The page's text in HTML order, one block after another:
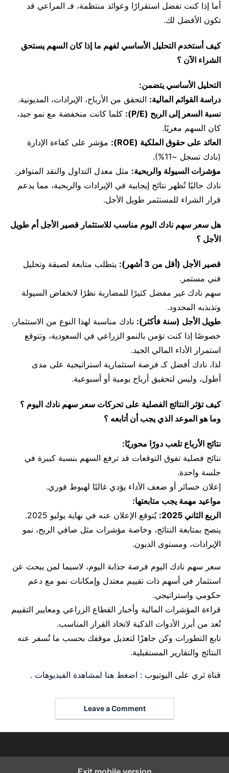
أما إذا كنت تفضل استقرارًا وعوائد منتظمة، فـ المراعي قد
تكون الأفضل لك.
كيف أستخدم التحليل الأساسي لفهم ما إذا كان السهم يستحق
الشراء الآن ؟
التحليل الأساسي يتضمن:
دراسة القوائم المالية: التحقق من الأرباح، الإيرادات، المديونية.
نسبة السعر إلى الربح (P/E):
كلما كانت منخفضة مع نمو جيد،
كان السهم مغريًا.
العائد على حقوق الملكية (ROE):
مؤشر على كفاءة الإدارة
(نادك تسجل ~11%).
مؤشرات السيولة والربحية: مثل معدل التداول والنقد المتوافر.
نادك حاليًا تُظهر نتائج إيجابية في الإيرادات والربحية، مما يدعم
قرار الشراء للمستثمر طويل الأجل.
هل سعر سهم نادك اليوم مناسب للاستثمار قصير الأجل أم طويل
الأجل ؟
قصير الأجل (أقل من 3 أشهر):
يتطلب متابعة لصيقة وتحليل
فني مستمر.
سهم نادك غير مفضل كثيرًا للمضاربة نظرًا لانخفاض السيولة
وتذبذبه المحدود.
طويل الأجل (سنة فأكثر): نادك مناسبة لهذا النوع من الاستثمار،
خصوصًا إذا كنت تؤمن بالنمو الزراعي في السعودية، وتتوقع
استمرار الأداء المالي الجيد.
لذا، نادك أفضل كـ فرصة استثمارية استراتيجية على مدى
أطول، وليس لتحقيق أرباح يومية أو أسبوعية.
كيف تؤثر النتائج الفصلية على تحركات سعر سهم نادك اليوم ؟
وما هو الموعد الذي يجب أن أتابعه ؟
نتائج الأرباع تلعب دورًا محوريًا:
نتائج فصلية تفوق التوقعات قد ترفع السهم بنسبة كبيرة في
جلسة واحدة.
إعلان خسائر أو ضعف الأداء يؤدي غالبًا لهبوط فوري.
مواعيد مهمة يجب متابعتها:
الربع الثاني 2025:
يُتوقع الإعلان عنه في نهاية يوليو 2025.
ينصح بمتابعة النتائج، وخاصة مؤشرات مثل صافي الربح، نمو
الإيرادات، ومستوى الديون.
سعر سهم نادك اليوم فرصة جذابة اليوم، لاسيما لمن يبحث عن
استثمار في أسهم ذات تقييم معتدل وإمكانات نمو مع دعم
حكومي واستراتيجي.
قراءة المؤشرات المالية وأخبار القطاع الزراعي ومعايير التقييم
تُعد من أبرز الأدوات الذكية لاتخاذ القرار المناسب.
تابع التطورات وكن جاهزًا لتعديل موقفك بحسب ما تُسفر عنه
النتائج والتقارير المستقبلية.
قناة ثري على اليوتيوب : اضغط هنا لمشاهدة الفيديوهات .
Leave a Comment